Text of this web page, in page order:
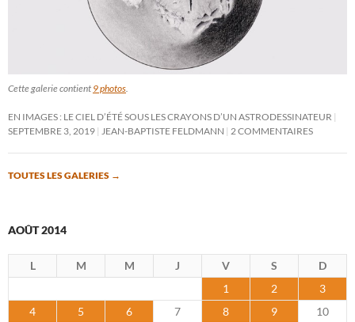
Cette galerie contient 9 photos.
EN IMAGES : LE CIEL D’ÉTÉ SOUS LES CRAYONS D’UN ASTRODESSINATEUR
SEPTEMBRE 3, 2019 JEAN-BAPTISTE FELDMANN 2 COMMENTAIRES
TOUTES LES GALERIES →
AOÛT 2014
L M M J V S
D
1
2
3
4
5 6 7 8 9
10